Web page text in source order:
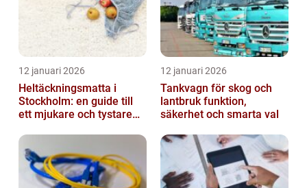
12 januari 2026
Heltäckningsmatta i
Stockholm: en guide till
ett mjukare och tystare
12 januari 2026
Tankvagn för skog och
lantbruk funktion,
säkerhet och smarta val